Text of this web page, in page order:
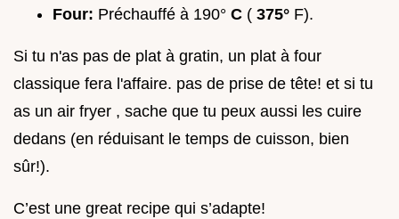
Four: Préchauffé à 190° C ( 375° F).
Si tu n'as pas de plat à gratin, un plat à four
classique fera l'affaire. pas de prise de tête! et si tu
as un air fryer , sache que tu peux aussi les cuire
dedans (en réduisant le temps de cuisson, bien
sûr!).
C’est une great recipe qui s’adapte!